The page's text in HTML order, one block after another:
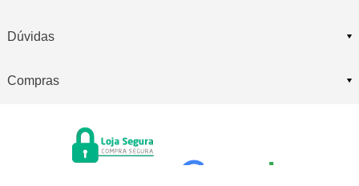
Dúvidas
Compras